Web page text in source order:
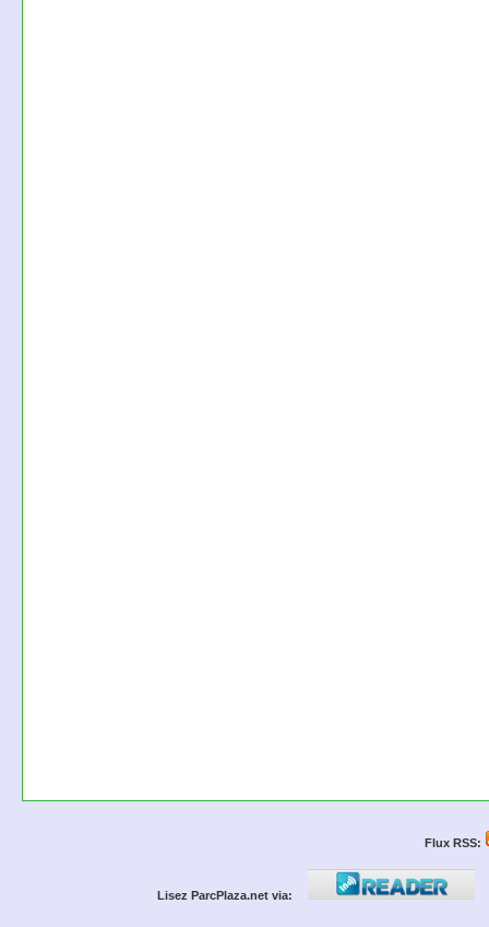
Flux RSS:
Lisez ParcPlaza.net via: